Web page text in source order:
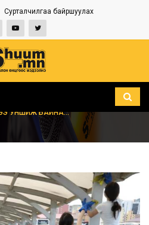
Сурталчилгаа байршуулах
УНШИЖ БАЙНА...